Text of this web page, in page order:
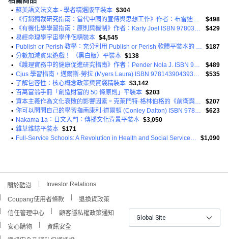
• 蘇美語文法文本 - 學者精選版平裝本 $304
•
$498
•
$429
• 易經命理學宇宙學伴侶精裝本 $4,545
•
$187
• 分數加減賓果遊戲！ （黑白版）平裝本 $138
•
$489
•
$535
• 了解包容性：核心概念政策與實踐精裝本 $3,142
• 百萬富翁手冊「創造財富的 50 條原則」平裝本 $203
•
$207
•
$623
• Nakama 1a：日文入門：傳播文化背景平裝本 $3,050
• 雜草雜誌平裝本 $171
•
$1,090
關於酷澎 Investor Relations
Coupang使用者條款
退換貨政策
信任管理中心
顧客隱私權政策通知
安心購物
資訊安全
Global Site